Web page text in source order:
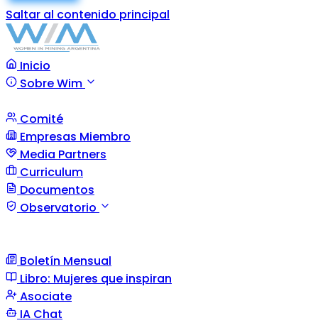
Saltar al contenido principal
Inicio
Sobre Wim
Comité
Empresas Miembro
Media Partners
Curriculum
Documentos
Observatorio
Boletín Mensual
Libro: Mujeres que inspiran
Asociate
IA Chat